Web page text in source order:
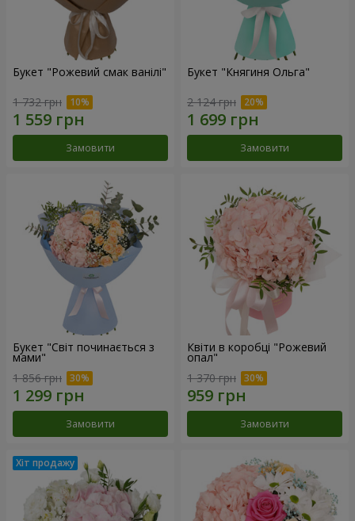
Букет "Рожевий смак ванілі"
1 732 грн
Замовити
Букет "Княгиня Ольга"
2 124 грн
Замовити
Букет "Світ починається з
мами"
1 856 грн
Замовити
Квіти в коробці "Рожевий
опал"
1 370 грн
Замовити